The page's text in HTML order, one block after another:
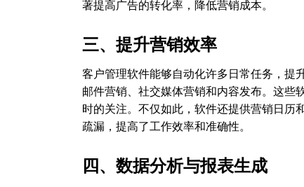
著提高广告的转化率，降低营销成本。
三、提升营销效率
客户管理软件能够自动化许多日常任务，提
邮件营销、社交媒体营销和内容发布。这些
时的关注。不仅如此，软件还提供营销日历
疏漏，提高了工作效率和准确性。
四、数据分析与报表生成